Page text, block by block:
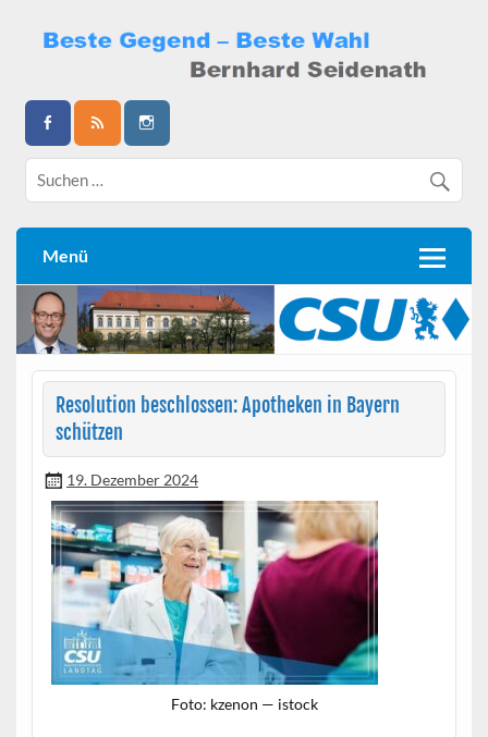
content
Bernhard Seidenath
Menü
Resolution beschlossen: Apotheken in Bayern
schützen
19. Dezember 2024
Foto: kzenon — istock